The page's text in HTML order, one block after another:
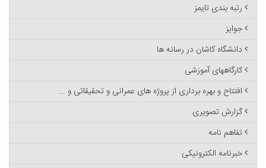
رتبه بندی تایمز
جوایز
دانشگاه کاشان در رسانه ها
کارگاههای آموزشی
افتتاح و بهره برداری از پروژه های عمرانی و تحقیقاتی و ...
گزارش تصویری
تفاهم نامه
خبرنامه الکترونیکی